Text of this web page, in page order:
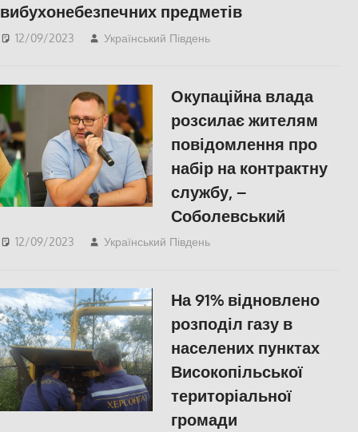
вибухонебезпечних предметів
12/09/2023 Український Південь
Окупаційна влада
розсилає жителям
повідомлення про
набір на контрактну
службу, –
Соболевський
12/09/2023 Український Південь
На 91% відновлено
розподіл газу в
населених пунктах
Високопільської
територіальної
громади